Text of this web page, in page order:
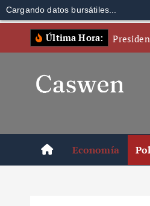
Cargando datos bursátiles...
Última Hora:
Economía